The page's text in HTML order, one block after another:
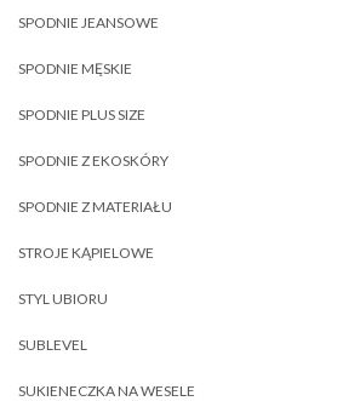
SPODNIE JEANSOWE
SPODNIE MĘSKIE
SPODNIE PLUS SIZE
SPODNIE Z EKOSKÓRY
SPODNIE Z MATERIAŁU
STROJE KĄPIELOWE
STYL UBIORU
SUBLEVEL
SUKIENECZKA NA WESELE